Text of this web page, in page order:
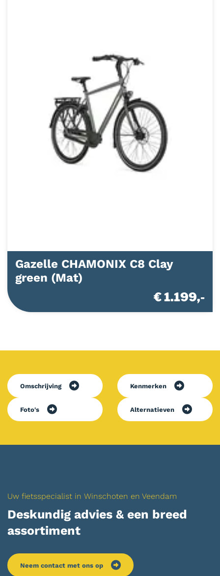
Gazelle CHAMONIX C8 Clay
green (Mat)
€ 1.199,-
Omschrijving Kenmerken
Foto's Alternatieven
Uw fietsspecialist in Winschoten en Veendam
Deskundig advies & een breed
assortiment
Neem contact met ons op